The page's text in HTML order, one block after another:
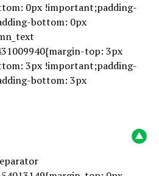
0px !important;padding-
bottom: 0px
top: 3px
3px !important;padding-
bottom: 3px